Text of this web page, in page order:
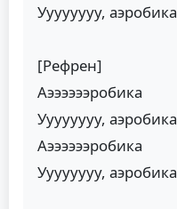
Уууууууу, аэробика
[Рефрен]
Аээээээробика
Уууууууу, аэробика
Аээээээробика
Уууууууу, аэробика